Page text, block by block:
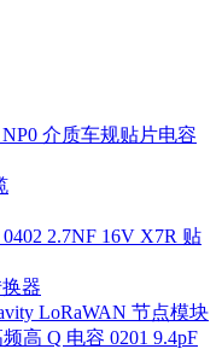
介质车规贴片电容
2.7NF 16V X7R 贴
器
LoRaWAN 节点模块
高 Q 电容 0201 9.4pF